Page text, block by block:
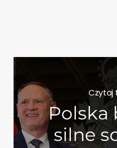
Czytaj
Polska
silne